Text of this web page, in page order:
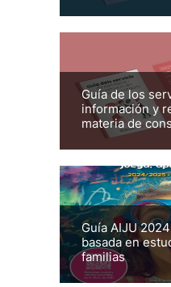
Guía de los
información y
materia de
Guía AIJU
basada en
familias